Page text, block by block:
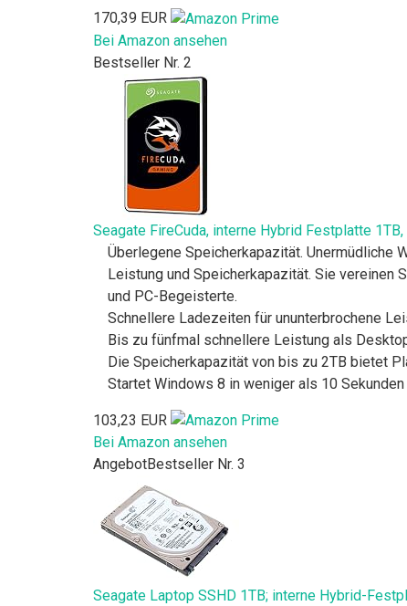
170,39 EUR
Bei Amazon ansehen
Bestseller Nr. 2
Seagate FireCuda, interne Hybrid Festplatte
Überlegene Speicherkapazität. Unermüdliche
Leistung und Speicherkapazität. Sie vereinen
und PC-Begeisterte.
Schnellere Ladezeiten für ununterbrochene
Bis zu fünfmal schnellere Leistung als
Die Speicherkapazität von bis zu 2TB bietet
Startet Windows 8 in weniger als 10 Sekunden
103,23 EUR
Bei Amazon ansehen
AngebotBestseller Nr. 3
Seagate Laptop SSHD 1TB; interne Hybrid-